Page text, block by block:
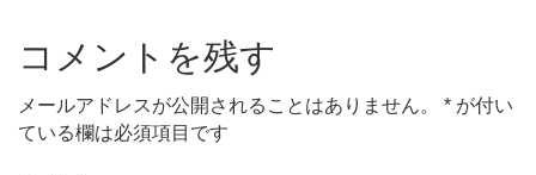
コメントを残す
メールアドレスが公開されることはありません。 * が付い
ている欄は必須項目です